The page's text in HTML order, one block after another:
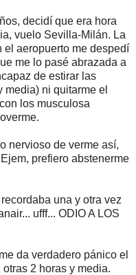
decidí que era hora
vuelo Sevilla-Milán. La
el aeropuerto me despedí
me lo pasé abrazada a
de estirar las
media) ni quitarme el
los musculosa
nervioso de verme así,
prefiero abstenerme
una y otra vez
ufff... ODIO A LOS
da verdadero pánico el
2 horas y media.